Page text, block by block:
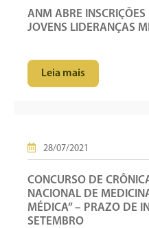
ANM ABRE
JOVENS LIDERANÇAS
Leia mais
28/07/2021
CONCURSO DE
NACIONAL DE
MÉDICA” – PRAZO DE
SETEMBRO